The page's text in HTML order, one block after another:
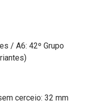
/ A6: 42º Grupo
cerceio: 32 mm